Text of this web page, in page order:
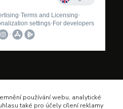
používání webu, analytické
také pro účely cílení reklamy